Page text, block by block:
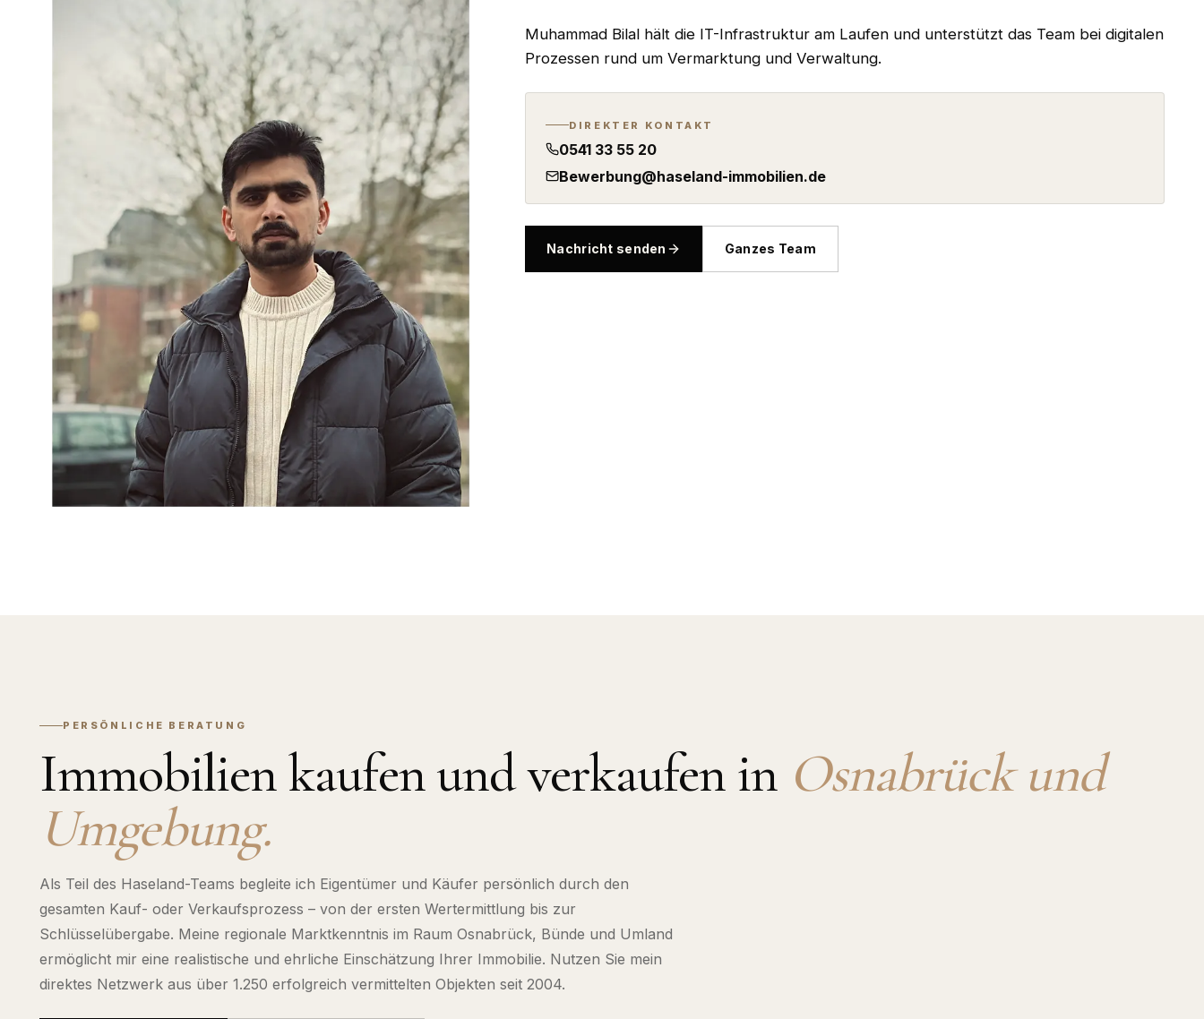
Muhammad Bilal hält die IT-Infrastruktur am Laufen und unterstützt das Team bei digitalen
Prozessen rund um Vermarktung und Verwaltung.
DIREKTER KONTAKT
0541 33 55 20
Bewerbung@haseland-immobilien.de
Nachricht senden Ganzes Team
PERSÖNLICHE BERATUNG
Immobilien kaufen und verkaufen in Osnabrück und
Umgebung.
Als Teil des Haseland-Teams begleite ich Eigentümer und Käufer persönlich durch den
gesamten Kauf- oder Verkaufsprozess – von der ersten Wertermittlung bis zur
Schlüsselübergabe. Meine regionale Marktkenntnis im Raum Osnabrück, Bünde und Umland
ermöglicht mir eine realistische und ehrliche Einschätzung Ihrer Immobilie. Nutzen Sie mein
direktes Netzwerk aus über 1.250 erfolgreich vermittelten Objekten seit 2004.